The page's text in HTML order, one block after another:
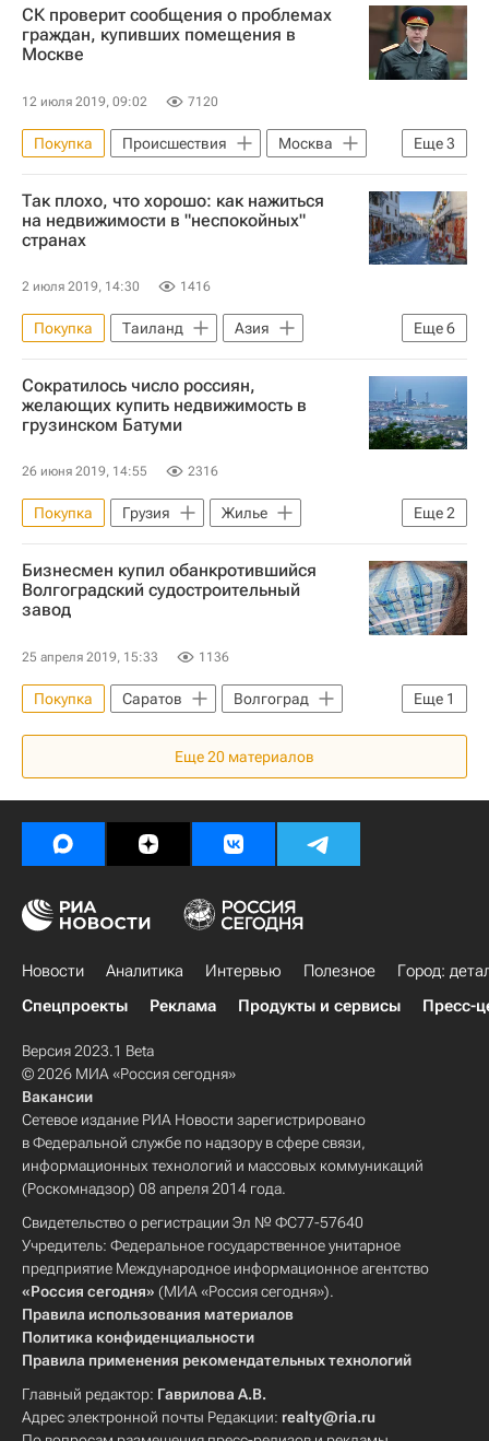
Москва
Аналитика – РИА Недвижимость
Продажа
Сделки
СК проверит сообщения о проблемах
граждан, купивших помещения в
Москве
12 июля 2019, 09:02 7120
Еще3
Покупка Происшествия
Москва
Александр Бастрыкин
Следственный комитет России (СК РФ)
Недвижимость
Так плохо, что хорошо: как нажиться
на недвижимости в "неспокойных"
странах
2 июля 2019, 14:30 1416
Еще6
Покупка Таиланд
Азия
Камбоджа
Европа
Албания
Жилье
Недвижимость
Аналитика – РИА Недвижимость
Сократилось число россиян,
желающих купить недвижимость в
грузинском Батуми
26 июня 2019, 14:55 2316
Еще2
Покупка Грузия
Жилье
Риелторы
Бизнесмен купил обанкротившийся
Волгоградский судостроительный
завод
25 апреля 2019, 15:33 1136
Еще 1
Покупка Саратов
Волгоград
Завод
Еще20 материалов
Новости Аналитика Интервью Полезное
Город:
Спецпроекты
Реклама Продукты и сервисы Пресс-
Версия 2023.1 Beta
© 2026 МИА «Россия сегодня»
Вакансии
Сетевое издание РИА Новости зарегистрировано
в Федеральной службе по надзору в сфере связи,
информационных технологий и массовых коммуникаций
(Роскомнадзор) 08 апреля 2014 года.
Свидетельство о регистрации Эл № ФС77-57640
Учредитель: Федеральное государственное унитарное
предприятие Международное информационное агентство
«Россия сегодня» (МИА «Россия сегодня»).
Правила использования материалов
Политика конфиденциальности
Правила применения рекомендательных технологий
Главный редактор: Гаврилова А.В.
Адрес электронной почты Редакции: realty@ria.ru